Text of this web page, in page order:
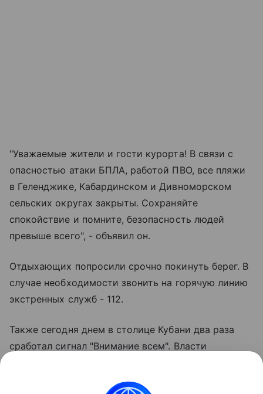
"Уважаемые жители и гости курорта! В связи с
опасностью атаки БПЛА, работой ПВО, все пляжи
в Геленджике, Кабардинском и Дивноморском
сельских округах закрыты. Сохраняйте
спокойствие и помните, безопасность людей
превыше всего", - объявил он.
Отдыхающих попросили срочно покинуть берег. В
случае необходимости звонить на горячую линию
экстренных служб - 112.
Также сегодня днем в столице Кубани два раза
сработал сигнал "Внимание всем". Власти
предосторожности: на момент воздушной тревоги